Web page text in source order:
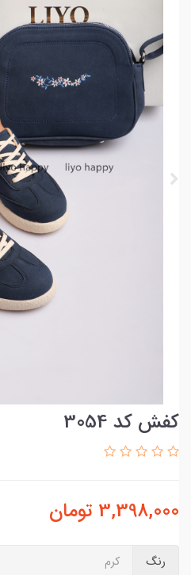
کفش کد 3054
3,398,000 تومان
رنگ کرم